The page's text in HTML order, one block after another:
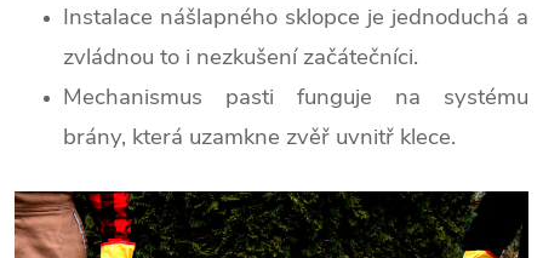
Instalace nášlapného sklopce je jednoduchá a
zvládnou to i nezkušení začátečníci.
Mechanismus pasti funguje na systému
brány, která uzamkne zvěř uvnitř klece.